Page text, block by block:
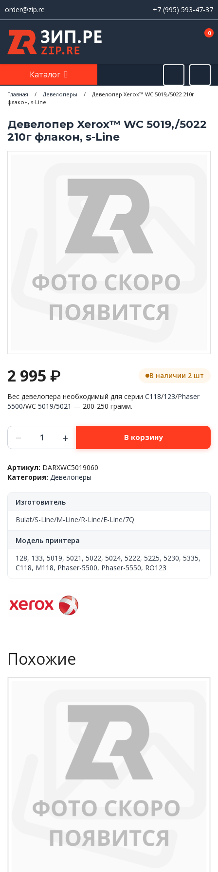
order@zip.re +7 (995) 593-47-37
0
Каталог
Главная / Девелоперы /
Девелопер Xerox™ WC 5019,/5022 210г
флакон, s-Line
Девелопер Xerox™ WC 5019,/5022
210г флакон, s-Line
2 995 ₽
Вес девелопера необходимый для серии C118/123/Phaser
5500/WC 5019/5021 — 200-250 грамм.
В наличии 2 шт
Количество
товара
Девелопер
WC
5019,/5022
флакон,
Line
− + В корзину
Артикул: DARXWC5019060
Категория: Девелоперы
Изготовитель
Bulat/S-Line/M-Line/R-Line/E-Line/7Q
Модель принтера
128, 133, 5019, 5021 , 5022, 5024, 5222, 5225, 5230, 5335,
C118, M118, Phaser-5500, Phaser-5550, RO123
Похожие